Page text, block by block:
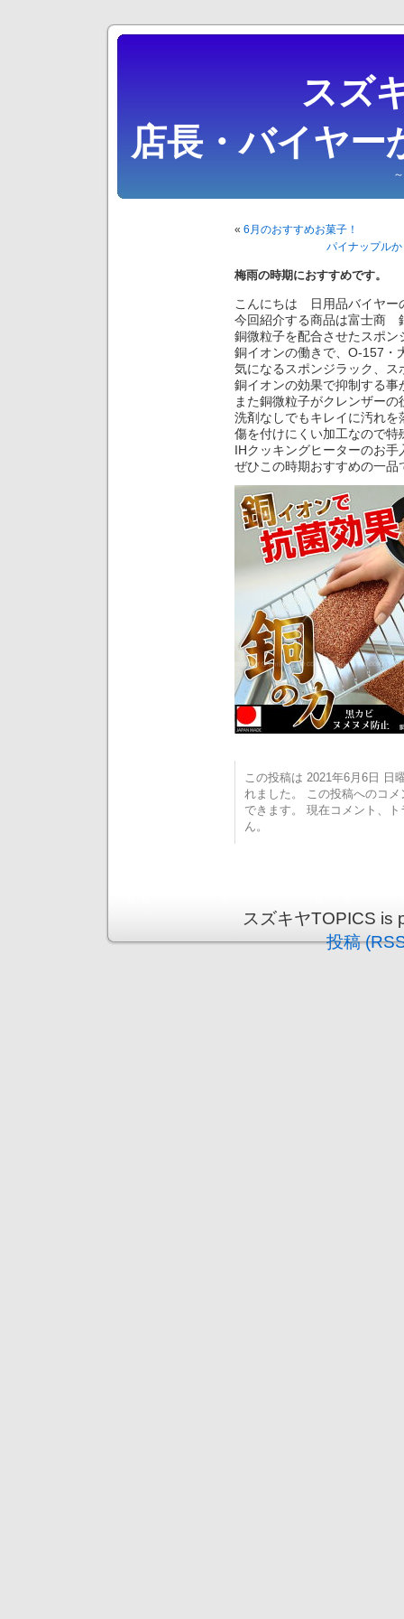
スズ
店長・バイヤー
« 6月のおすすめお菓子！
パイナップル
梅雨の時期におすすめです。
こんにちは 日用品バイヤー
今回紹介する商品は富士商
銅微粒子を配合させたスポン
銅イオンの働きで、O-157・
気になるスポンジラック、
銅イオンの効果で抑制する事
また銅微粒子がクレンザーの
洗剤なしでもキレイに汚れを
傷を付けにくい加工なので特
IHクッキングヒーターのお手
ぜひこの時期おすすめの一品
この投稿は 2021年6月6日 日
れました。 この投稿へのコ
できます。 現在コメント、
ん。
スズキヤTOPICS
投稿